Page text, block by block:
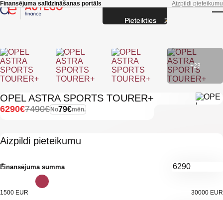
Skip to main content
Finansējuma salīdzināšanas portāls Aizpildi pieteikumu
+23
OPEL ASTRA SPORTS TOURER+
No79€mēn.
7490€
6290€
Aizpildi pieteikumu
Finansējuma summa
€
1500 EUR 30000 EUR